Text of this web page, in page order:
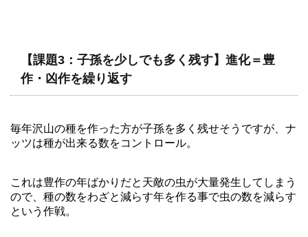
【課題3：子孫を少しでも多く残す】進化＝豊
作・凶作を繰り返す
毎年沢山の種を作った方が子孫を多く残せそうですが、ナ
ッツは種が出来る数をコントロール。
これは豊作の年ばかりだと天敵の虫が大量発生してしまう
ので、種の数をわざと減らす年を作る事で虫の数を減らす
という作戦。